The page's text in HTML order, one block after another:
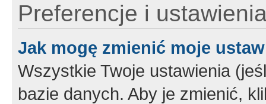
Preferencje i
Jak mogę zmienić moje
Wszystkie Twoje ustawienia
bazie danych. Aby je zmienić,